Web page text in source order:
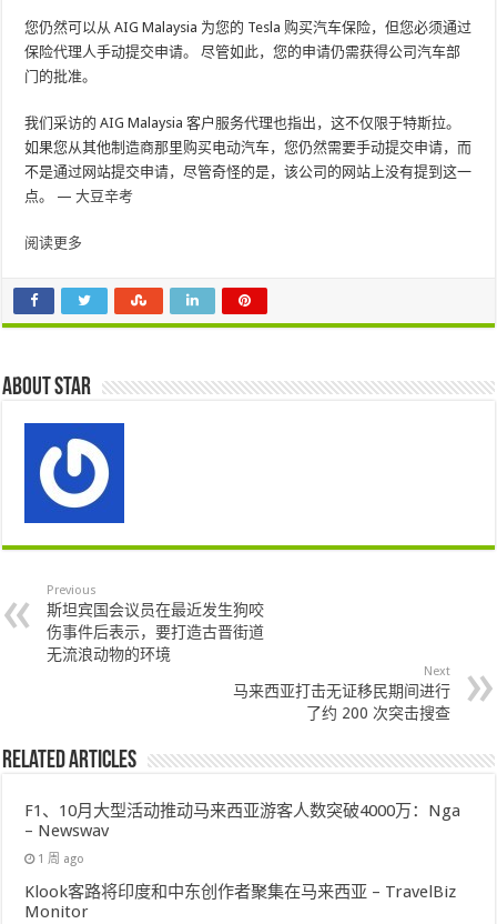
您仍然可以从 AIG Malaysia 为您的 Tesla 购买汽车保险，但您必须通过
保险代理人手动提交申请。 尽管如此，您的申请仍需获得公司汽车部
门的批准。
我们采访的 AIG Malaysia 客户服务代理也指出，这不仅限于特斯拉。
如果您从其他制造商那里购买电动汽车，您仍然需要手动提交申请，而
不是通过网站提交申请，尽管奇怪的是，该公司的网站上没有提到这一
点。 —大豆辛考
阅读更多
About star
Previous
斯坦宾国会议员在最近发生狗咬
伤事件后表示，要打造古晋街道
无流浪动物的环境
Next
马来西亚打击无证移民期间进行
了约 200 次突击搜查
Related Articles
F1、10月大型活动推动马来西亚游客人数突破4000万：Nga
– Newswav
1 周 ago
Klook客路将印度和中东创作者聚集在马来西亚 – TravelBiz
Monitor